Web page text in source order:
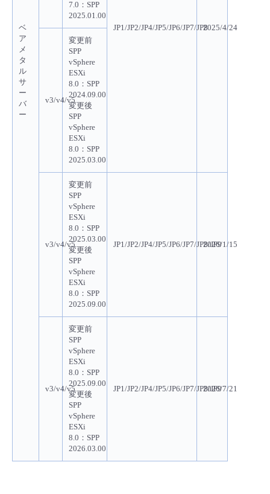
ベ
ア
メ
タ
ル
サ
ー
バ
ー
7.0：SPP
2025.01.00
JP1/JP2/JP4/JP5/JP6/JP7/JP82025/4/24
v3/v4/v5
変更前
SPP
vSphere
ESXi
8.0：SPP
2024.09.00
変更後
SPP
vSphere
ESXi
8.0：SPP
2025.03.00
v3/v4/v5
変更前
SPP
vSphere
ESXi
8.0：SPP
2025.03.00
変更後
SPP
vSphere
ESXi
8.0：SPP
2025.09.00
JP1/JP2/JP4/JP5/JP6/JP7/JP8/JP9
2026/1/15
v3/v4/v5
変更前
SPP
vSphere
ESXi
8.0：SPP
2025.09.00
変更後
SPP
vSphere
ESXi
8.0：SPP
2026.03.00
JP1/JP2/JP4/JP5/JP6/JP7/JP8/JP9
2026/7/21